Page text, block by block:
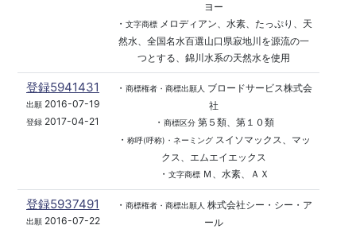
ヨー
・ 文字商標メロディアン、水素、たっぷり、天
然水、全国名水百選山口県寂地川を源流の一
つとする、錦川水系の天然水を使用
登録5941431
出願2016-07-19
登録 2017-04-21
・ 商標権者・商標出願人
ブロードサービス株式会
社
・ 商標区分第５類、第１０類
・ 称呼(呼称)・ネーミングスイソマックス、マッ
クス、エムエイエックス
・ 文字商標Ｍ、水素、ＡＸ
登録5937491
出願2016-07-22
・ 商標権者・商標出願人 株式会社シー・シー・ア
ール